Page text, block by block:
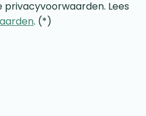
privacyvoorwaarden. Lees
. (*)